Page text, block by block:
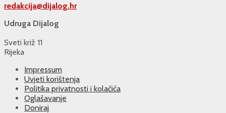
redakcija@dijalog.hr
Udruga Dijalog
Sveti križ 11
Rijeka
Impressum
Uvjeti korištenja
Politika privatnosti i kolačića
Oglašavanje
Doniraj